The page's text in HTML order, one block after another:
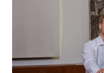
grada i granica naše
zaposlene jer se može
preko YouTube platforme uz HD zvuk i
sjajan koncept aktivacije
takmičenje u pevanju uz
za sve sektore firme. Promo materijal je na društvenim mrežama pod